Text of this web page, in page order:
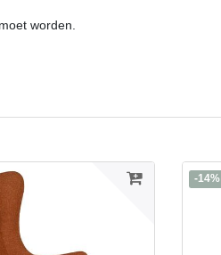
worden.
-14%